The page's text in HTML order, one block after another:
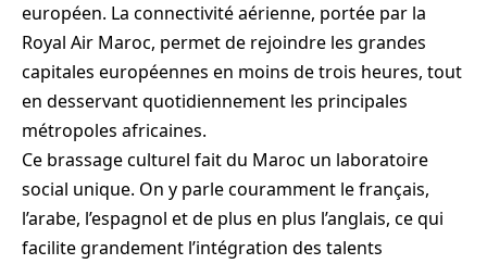
européen. La connectivité aérienne, portée par la
Royal Air Maroc, permet de rejoindre les grandes
capitales européennes en moins de trois heures, tout
en desservant quotidiennement les principales
métropoles africaines.
Ce brassage culturel fait du Maroc un laboratoire
social unique. On y parle couramment le français,
l’arabe, l’espagnol et de plus en plus l’anglais, ce qui
facilite grandement l’intégration des talents